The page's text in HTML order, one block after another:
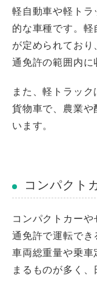
軽自動車や軽トラ
的な車種です。
が定められてお
通免許の範囲内に
また、軽トラッ
貨物車で、農業や
います。
コンパクト
コンパクトカー
通免許で運転でき
車両総重量や乗車
まるものが多く、